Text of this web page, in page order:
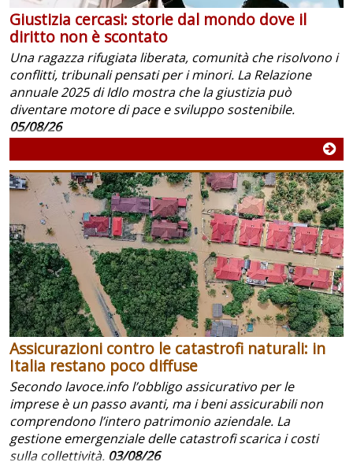
Giustizia cercasi: storie dal mondo dove il
diritto non è scontato
Una ragazza rifugiata liberata, comunità che risolvono i
conflitti, tribunali pensati per i minori. La Relazione
annuale 2025 di Idlo mostra che la giustizia può
diventare motore di pace e sviluppo sostenibile.
05/08/26
Assicurazioni contro le catastrofi naturali: in
Italia restano poco diffuse
Secondo lavoce.info l’obbligo assicurativo per le
imprese è un passo avanti, ma i beni assicurabili non
comprendono l’intero patrimonio aziendale. La
gestione emergenziale delle catastrofi scarica i costi
sulla collettività. 03/08/26